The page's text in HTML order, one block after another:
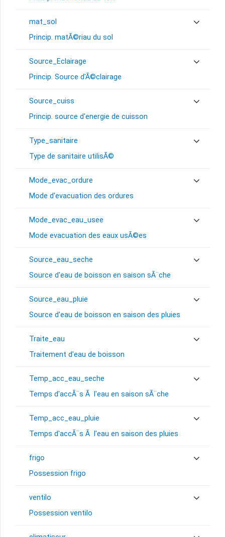
mat_sol
Princip. matÃ©riau du sol
Source_Eclairage
Princip. Source d'Ã©clairage
Source_cuiss
Princip. source d'energie de cuisson
Type_sanitaire
Type de sanitaire utilisÃ©
Mode_evac_ordure
Mode d'evacuation des ordures
Mode_evac_eau_usee
Mode evacuation des eaux usÃ©es
Source_eau_seche
Source d'eau de boisson en saison sÃ¨che
Source_eau_pluie
Source d'eau de boisson en saison des pluies
Traite_eau
Traitement d'eau de boisson
Temp_acc_eau_seche
Temps d'accÃ¨s Ã l'eau en saison sÃ¨che
Temp_acc_eau_pluie
Temps d'accÃ¨s Ã l'eau en saison des pluies
frigo
Possession frigo
ventilo
Possession ventilo